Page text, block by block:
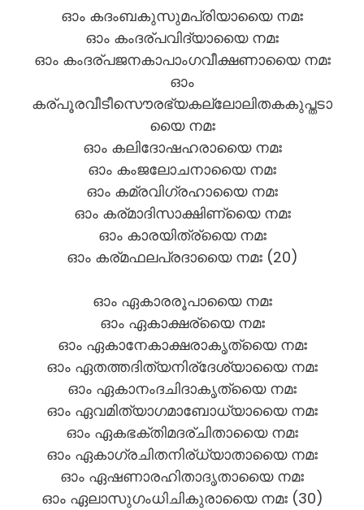
ഓം കദംബകുസുമപ്രിയായൈ നമഃ
ഓം കംദര്പവിദ്യായൈ നമഃ
ഓം കംദര്പജനകാപാംഗവീക്ഷണായൈ നമഃ
ഓം
കര്പൂരവീടീസൌരഭ്യകല്ലോലിതകകുപ്തടാ
യൈ നമഃ
ഓം കലിദോഷഹരായൈ നമഃ
ഓം കംജലോചനായൈ നമഃ
ഓം കമ്രവിഗ്രഹായൈ നമഃ
ഓം കര്മാദിസാക്ഷിണ്യൈ നമഃ
ഓം കാരയിത്ര്യൈ നമഃ
ഓം കര്മഫലപ്രദായൈ നമഃ (20)
ഓം ഏകാരരൂപായൈ നമഃ
ഓം ഏകാക്ഷര്യൈ നമഃ
ഓം ഏകാനേകാക്ഷരാകൃത്യൈ നമഃ
ഓം ഏതത്തദിത്യനിര്ദേശ്യായൈ നമഃ
ഓം ഏകാനംദചിദാകൃത്യൈ നമഃ
ഓം ഏവമിത്യാഗമാബോധ്യായൈ നമഃ
ഓം ഏകഭക്തിമദര്ചിതായൈ നമഃ
ഓം ഏകാഗ്രചിതനിര്ധ്യാതായൈ നമഃ
ഓം ഏഷണാരഹിതാദൃതായൈ നമഃ
ഓം ഏലാസുഗംധിചികുരായൈ നമഃ (30)